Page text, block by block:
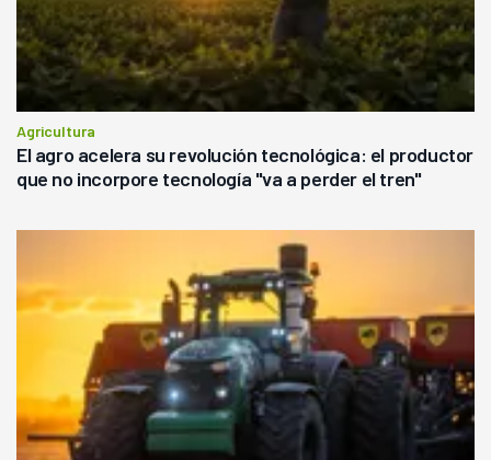
Agricultura
El agro acelera su revolución tecnológica: el productor
que no incorpore tecnología "va a perder el tren"